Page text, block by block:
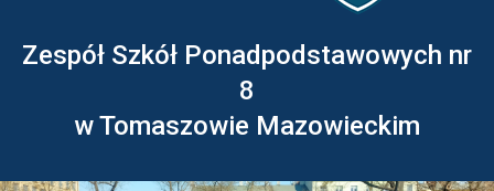
Zespół Szkół Ponadpodstawowych nr
8
w Tomaszowie Mazowieckim